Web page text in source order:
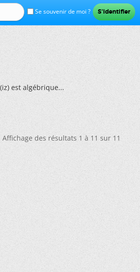
Se souvenir de moi ?
est algébrique...
Affichage des résultats 1 à 11 sur 11